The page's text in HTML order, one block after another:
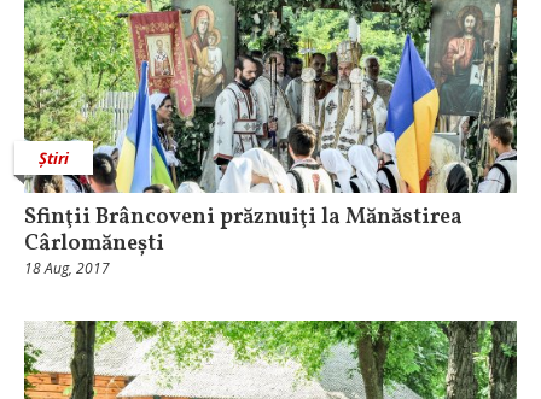
Știri
Sfinţii Brâncoveni prăznuiţi la Mănăstirea
Cârlomănești
18 Aug, 2017